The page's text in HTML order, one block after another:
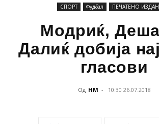
СПОРТ Фудбал ПЕЧАТЕНО
Модриќ,
Далиќ добија
гласови
Од НМ - 10:30 26.07.2018